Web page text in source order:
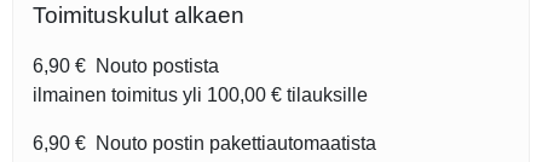
Toimituskulut alkaen
6,90 € Nouto postista
ilmainen toimitus yli 100,00 € tilauksille
6,90 € Nouto postin pakettiautomaatista